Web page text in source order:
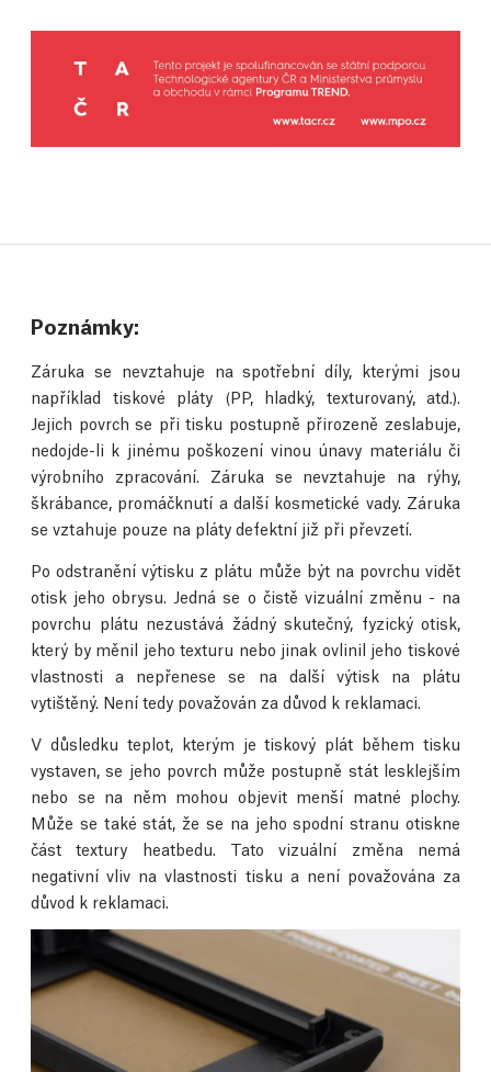
Poznámky:
Záruka se nevztahuje na spotřební díly, kterými jsou
například tiskové pláty (PP, hladký, texturovaný, atd.).
Jejich povrch se při tisku postupně přirozeně zeslabuje,
nedojde-li k jinému poškození vinou únavy materiálu či
výrobního zpracování. Záruka se nevztahuje na rýhy,
škrábance, promáčknutí a další kosmetické vady. Záruka
se vztahuje pouze na pláty defektní již při převzetí.
Po odstranění výtisku z plátu může být na povrchu vidět
otisk jeho obrysu. Jedná se o čistě vizuální změnu - na
povrchu plátu nezustává žádný skutečný, fyzický otisk,
který by měnil jeho texturu nebo jinak ovlinil jeho tiskové
vlastnosti a nepřenese se na další výtisk na plátu
vytištěný. Není tedy považován za důvod k reklamaci.
V důsledku teplot, kterým je tiskový plát během tisku
vystaven, se jeho povrch může postupně stát lesklejším
nebo se na něm mohou objevit menší matné plochy.
Může se také stát, že se na jeho spodní stranu otiskne
část textury heatbedu. Tato vizuální změna nemá
negativní vliv na vlastnosti tisku a není považována za
důvod k reklamaci.